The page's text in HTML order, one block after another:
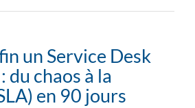
un Service Desk
du chaos à la
en 90 jours